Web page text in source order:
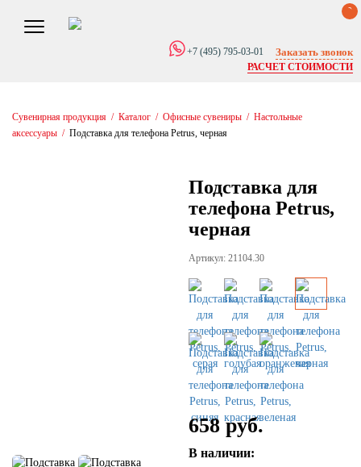
0
+7 (495) 795-03-01 Заказать звонок
РАСЧЕТ СТОИМОСТИ
Сувенирная продукция / Каталог / Офисные сувениры / Настольные
аксессуары / Подставка для телефона Petrus, черная
Подставка для
телефона Petrus,
черная
Артикул: 21104.30
658 руб.
В наличии: